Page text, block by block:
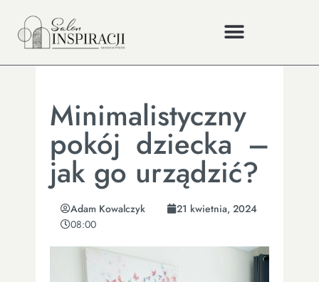
Minimalistyczny
pokój dziecka –
jak go urządzić?
Adam Kowalczyk
21 kwietnia, 2024
08:00